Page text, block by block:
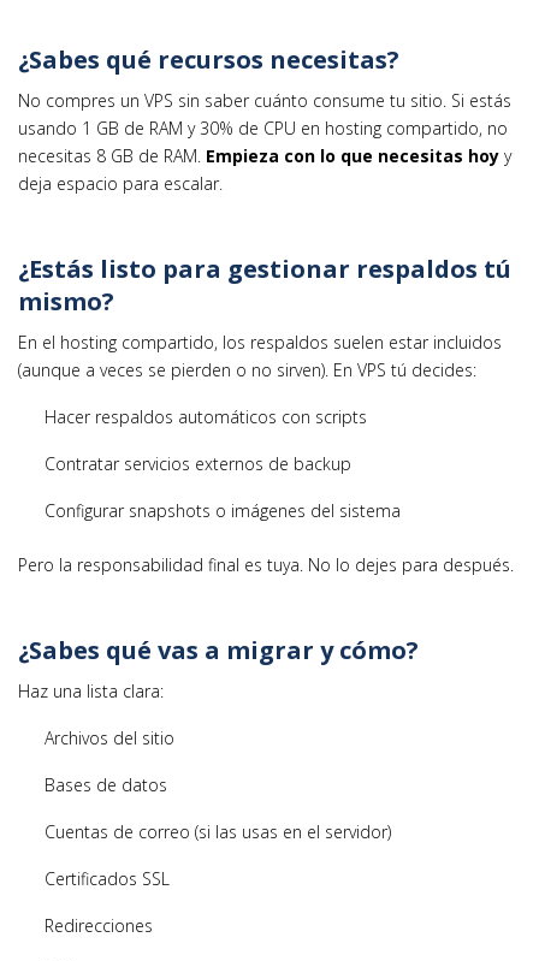
¿Sabes qué recursos necesitas?
No compres un VPS sin saber cuánto consume tu sitio. Si estás
usando 1 GB de RAM y 30% de CPU en hosting compartido, no
necesitas 8 GB de RAM. Empieza con lo que necesitas hoy y
deja espacio para escalar.
¿Estás listo para gestionar respaldos tú
mismo?
En el hosting compartido, los respaldos suelen estar incluidos
(aunque a veces se pierden o no sirven). En VPS tú decides:
Hacer respaldos automáticos con scripts
Contratar servicios externos de backup
Configurar snapshots o imágenes del sistema
Pero la responsabilidad final es tuya. No lo dejes para después.
¿Sabes qué vas a migrar y cómo?
Haz una lista clara:
Archivos del sitio
Bases de datos
Cuentas de correo (si las usas en el servidor)
Certificados SSL
Redirecciones